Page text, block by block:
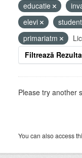
educatie
elevi
primariatm
Filtrează
Please try another
You can also access